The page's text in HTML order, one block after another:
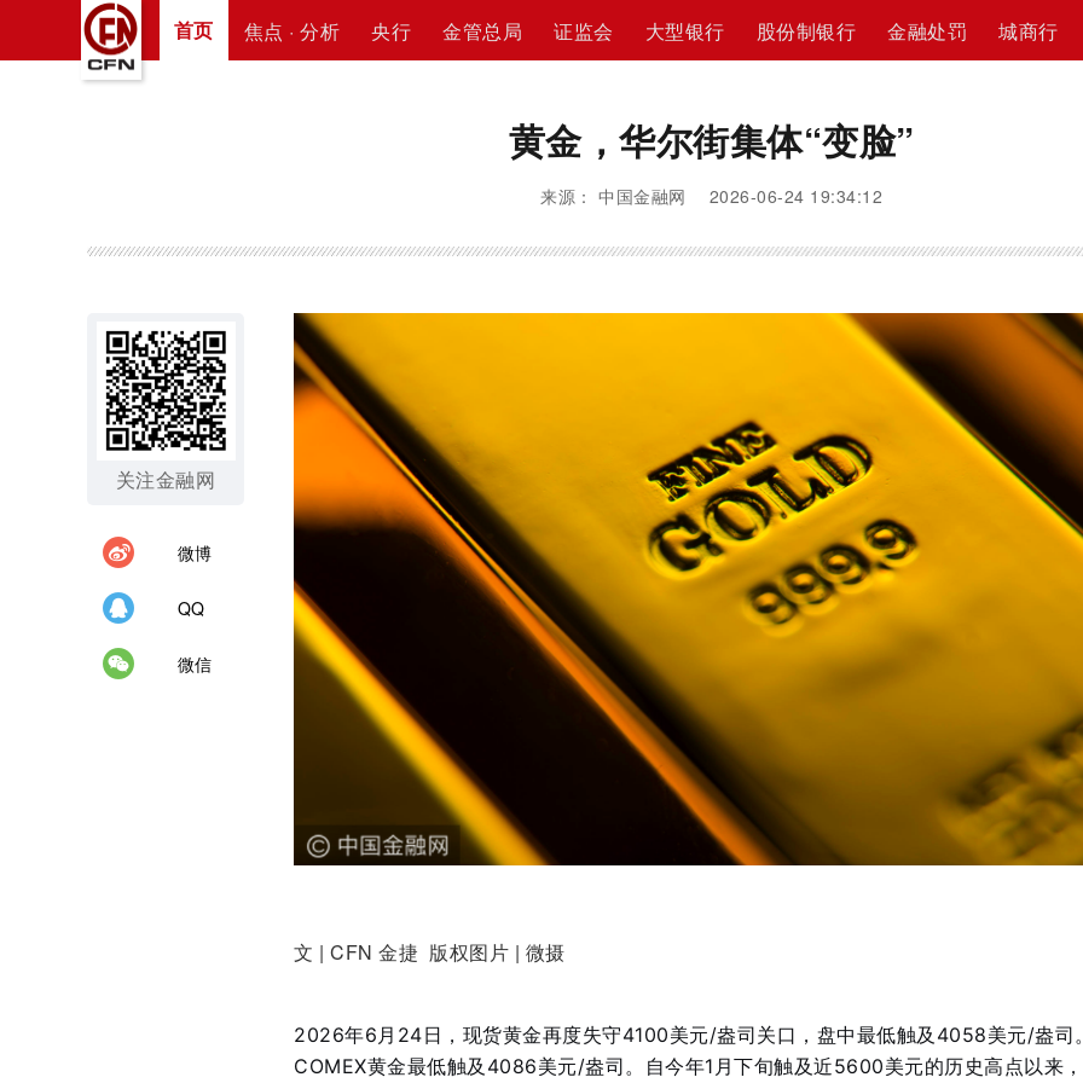
首页 焦点 · 分析 央行 金管总局 证监会 大型银行 股份制银行 金融处罚 城商行
黄金，华尔街集体“变脸”
来源： 中国金融网 2026-06-24 19:34:12
关注金融网
微博
QQ
微信
文 | CFN 金捷 版权图片 | 微摄
2026年6月24日，现货黄金再度失守4100美元/盎司关口，盘中最低触及4058美元/盎司
COMEX黄金最低触及4086美元/盎司。自今年1月下旬触及近5600美元的历史高点以来